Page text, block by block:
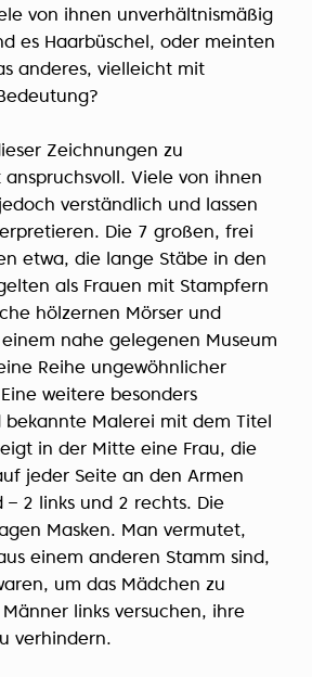
von ihnen unverhältnismäßig
es Haarbüschel, oder meinten
anderes, vielleicht mit
Zeichnungen zu
anspruchsvoll. Viele von ihnen
verständlich und lassen
Die 7 großen, frei
etwa, die lange Stäbe in den
als Frauen mit Stampfern
hölzernen Mörser und
nahe gelegenen Museum
Reihe ungewöhnlicher
weitere besonders
bekannte Malerei mit dem Titel
in der Mitte eine Frau, die
jeder Seite an den Armen
2 links und 2 rechts. Die
Masken. Man vermutet,
einem anderen Stamm sind,
um das Mädchen zu
links versuchen, ihre
verhindern.